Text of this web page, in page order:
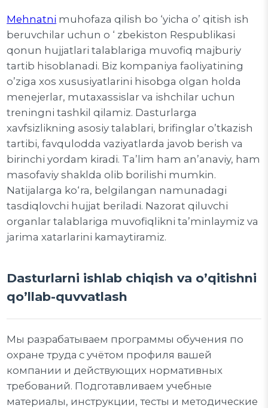
Mehnatni muhofaza qilish bo ‘yicha o’ qitish ish
beruvchilar uchun o ‘ zbekiston Respublikasi
qonun hujjatlari talablariga muvofiq majburiy
tartib hisoblanadi. Biz kompaniya faoliyatining
o’ziga xos xususiyatlarini hisobga olgan holda
menejerlar, mutaxassislar va ishchilar uchun
treningni tashkil qilamiz. Dasturlarga
xavfsizlikning asosiy talablari, brifinglar o’tkazish
tartibi, favqulodda vaziyatlarda javob berish va
birinchi yordam kiradi. Ta’lim ham an’anaviy, ham
masofaviy shaklda olib borilishi mumkin.
Natijalarga ko‘ra, belgilangan namunadagi
tasdiqlovchi hujjat beriladi. Nazorat qiluvchi
organlar talablariga muvofiqlikni ta’minlaymiz va
jarima xatarlarini kamaytiramiz.
Dasturlarni ishlab chiqish va o’qitishni
qo’llab-quvvatlash
Мы разрабатываем программы обучения по
охране труда с учётом профиля вашей
компании и действующих нормативных
требований. Подготавливаем учебные
материалы, инструкции, тесты и методические